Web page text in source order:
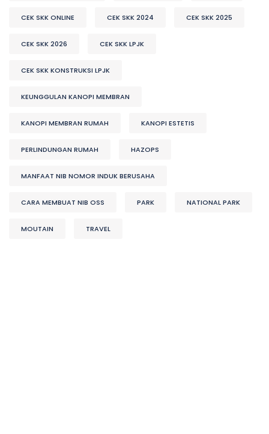
CEK SKK ONLINE CEK SKK 2024 CEK SKK 2025
CEK SKK 2026 CEK SKK LPJK
CEK SKK KONSTRUKSI LPJK
KEUNGGULAN KANOPI MEMBRAN
KANOPI MEMBRAN RUMAH KANOPI ESTETIS
PERLINDUNGAN RUMAH HAZOPS
MANFAAT NIB NOMOR INDUK BERUSAHA
CARA MEMBUAT NIB OSS PARK NATIONAL PARK
MOUTAIN TRAVEL